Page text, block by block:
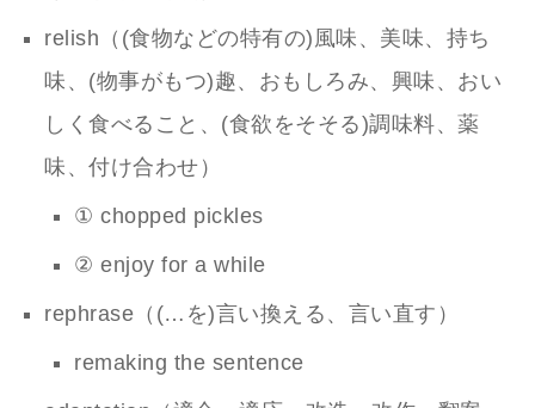
relish（(食物などの特有の)風味、美味、持ち
味、(物事がもつ)趣、おもしろみ、興味、おい
しく食べること、(食欲をそそる)調味料、薬
味、付け合わせ）
① chopped pickles
② enjoy for a while
rephrase（(…を)言い換える、言い直す）
remaking the sentence